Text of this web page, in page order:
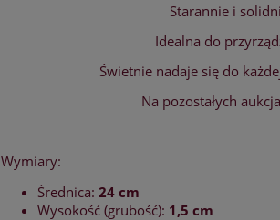
Starannie i
Idealna do
Świetnie nadaje się do
Na pozostałych
Wymiary:
Średnica: 24 cm
Wysokość (grubość): 1,5 cm